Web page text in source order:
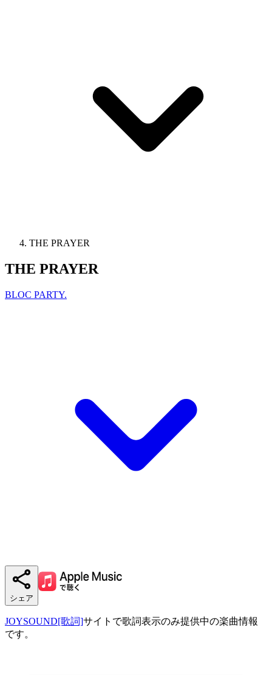
THE PRAYER
THE PRAYER
BLOC PARTY.
シェア
JOYSOUND[歌詞]サイトで歌詞表示のみ提供中の楽曲情報
です。